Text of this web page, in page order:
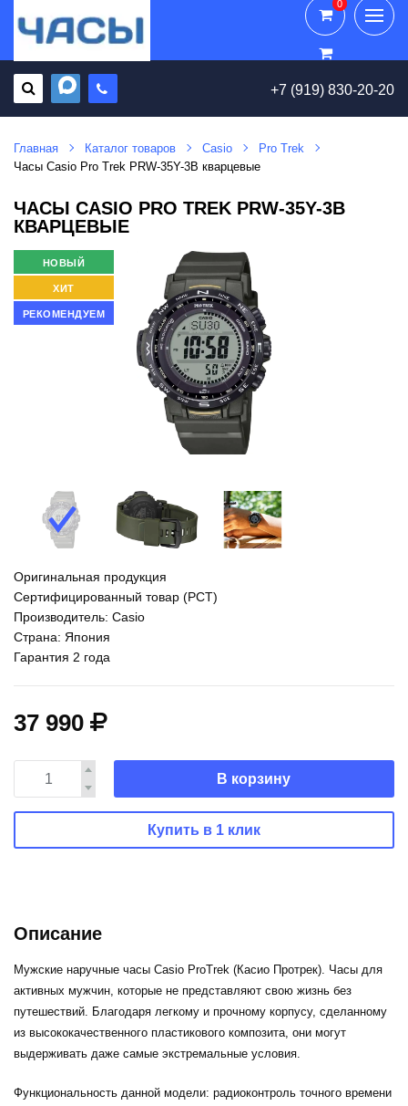
+7 (919) 830-20-20
0
0
Главная Каталог товаров Casio
Pro Trek
Часы Casio Pro Trek PRW-35Y-3B кварцевые
ЧАСЫ CASIO PRO TREK PRW-35Y-3B
КВАРЦЕВЫЕ
НОВЫЙ
ХИТ
РЕКОМЕНДУЕМ
Оригинальная продукция
Сертифицированный товар (РСТ)
Производитель: Casio
Страна: Япония
Гарантия 2 года
37 990
В корзину
Купить в 1 клик
Описание
Мужские наручные часы Casio ProTrek (Касио Протрек). Часы для
активных мужчин, которые не представляют свою жизнь без
путешествий. Благодаря легкому и прочному корпусу, сделанному
из высококачественного пластикового композита, они могут
выдерживать даже самые экстремальные условия.
Функциональность данной модели: радиоконтроль точного времени